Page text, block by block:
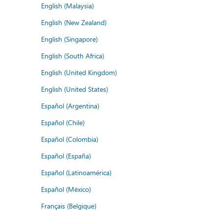
English (Malaysia)
English (New Zealand)
English (Singapore)
English (South Africa)
English (United Kingdom)
English (United States)
Español (Argentina)
Español (Chile)
Español (Colombia)
Español (España)
Español (Latinoamérica)
Español (México)
Français (Belgique)